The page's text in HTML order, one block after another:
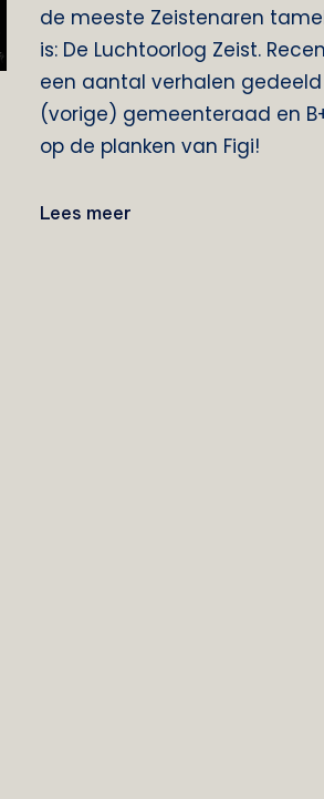
de meeste Zeistenaren
is: De Luchtoorlog Zeist.
een aantal verhalen
(vorige) gemeenteraad en
op de planken van Figi!
Lees meer